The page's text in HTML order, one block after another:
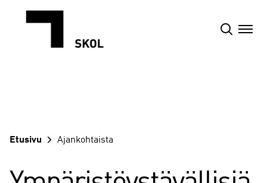
sisältöön
Etusivu Ajankohtaista